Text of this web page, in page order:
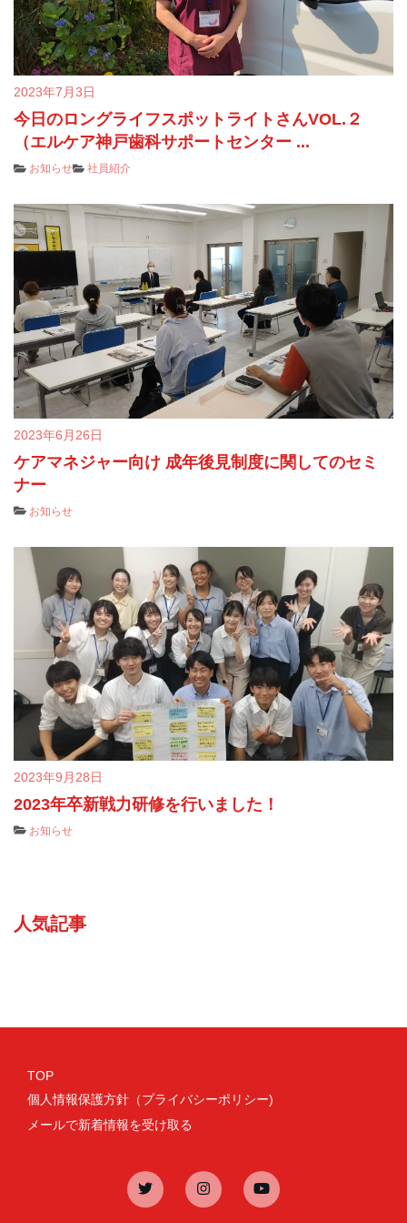
2023年7月3日
今日のロングライフスポットライトさんVOL.２
（エルケア神戸歯科サポートセンター ...
お知らせ 社員紹介
2023年6月26日
ケアマネジャー向け 成年後見制度に関してのセミ
ナー
お知らせ
2023年9月28日
2023年卒新戦力研修を行いました！
お知らせ
人気記事
TOP
個人情報保護方針（プライバシーポリシー)
メールで新着情報を受け取る